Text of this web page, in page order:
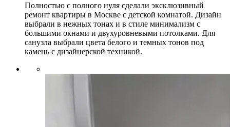
Полностью с полного нуля сделали эксклюзивный
ремонт квартиры в Москве с детской комнатой. Дизайн
выбрали в нежных тонах и в стиле минимализм с
большими окнами и двухуровневыми потолками. Для
санузла выбрали цвета белого и темных тонов под
камень с дизайнерской техникой.